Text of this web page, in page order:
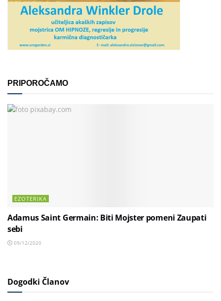
PRIPOROČAMO
EZOTERIKA
Adamus Saint Germain: Biti Mojster pomeni Zaupati
sebi
09/12/2020
Dogodki Članov